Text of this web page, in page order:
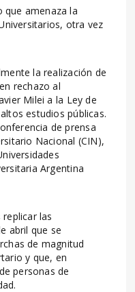
que amenaza la
otra vez
la realización de
rechazo al
Milei a la Ley de
estudios públicas.
de prensa
Nacional (CIN),
Argentina
las
abril que se
de magnitud
y que, en
personas de